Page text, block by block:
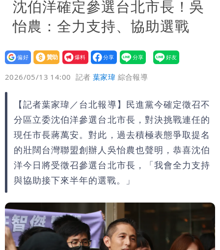
每天看診到半夜
慈濟爆世紀大騙局 AIT發文高級酸！他
笑：真的很會
白海豚大亂！航空66架次取消、船班39
航次停航
姜厚任不信嫩女友「辣手摧花」 創演藝
工會最遺憾1事
白海豚勾到「台灣陸地」了！雙眼牆旋
繞 路徑擺盪
特斯拉衝夜市…猛撞12車！民眾嚇「賓士
救好幾條人命」
他揭日本捐AZ疫苗秘辛「專為台生
產」：終還陳時中清白
白海豚「大轉彎」機率非常小！明強度有
變化
1元商品開搶！超市、量販週末優惠 父
親節吃牛排、海鮮
沈伯洋確定參選台北市長！吳
怡農：全力支持、協助選戰
設為
贊助
我要
爆料
2026/05/13 14:00 記者葉家瑋 綜合報導
【記者葉家瑋／台北報導】民進黨今確定徵召不
分區立委沈伯洋參選台北市長，對決挑戰連任的
現任市長蔣萬安。對此，過去積極表態爭取提名
的壯闊台灣聯盟創辦人吳怡農也聲明，恭喜沈伯
洋今日將受徵召參選台北市長，「我會全力支持
與協助接下來半年的選戰。」